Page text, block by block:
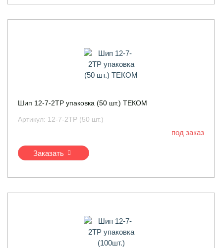
Шип 12-7-2ТР упаковка (50 шт.) ТЕКОМ
Артикул: 12-7-2ТР (50 шт.)
под заказ
Заказать